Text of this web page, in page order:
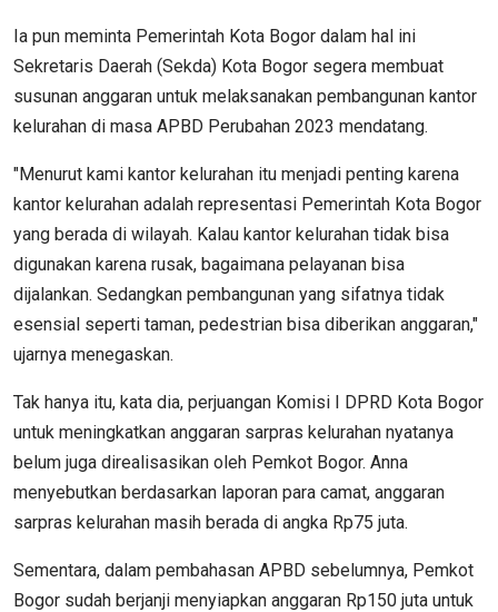
Ia pun meminta Pemerintah Kota Bogor dalam hal ini
Sekretaris Daerah (Sekda) Kota Bogor segera membuat
susunan anggaran untuk melaksanakan pembangunan kantor
kelurahan di masa APBD Perubahan 2023 mendatang.
"Menurut kami kantor kelurahan itu menjadi penting karena
kantor kelurahan adalah representasi Pemerintah Kota Bogor
yang berada di wilayah. Kalau kantor kelurahan tidak bisa
digunakan karena rusak, bagaimana pelayanan bisa
dijalankan. Sedangkan pembangunan yang sifatnya tidak
esensial seperti taman, pedestrian bisa diberikan anggaran,"
ujarnya menegaskan.
Tak hanya itu, kata dia, perjuangan Komisi I DPRD Kota Bogor
untuk meningkatkan anggaran sarpras kelurahan nyatanya
belum juga direalisasikan oleh Pemkot Bogor. Anna
menyebutkan berdasarkan laporan para camat, anggaran
sarpras kelurahan masih berada di angka Rp75 juta.
Sementara, dalam pembahasan APBD sebelumnya, Pemkot
Bogor sudah berjanji menyiapkan anggaran Rp150 juta untuk